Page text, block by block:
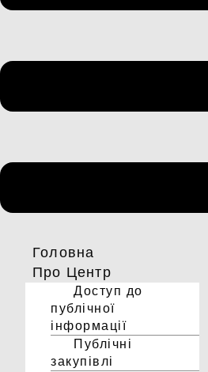
Головна
Про Центр
Доступ до
публічної
інформації
Публічні
закупівлі